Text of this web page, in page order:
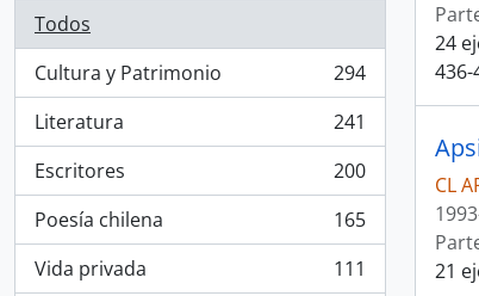
Todos
Cultura y Patrimonio
, 294 resultados
294
Literatura
, 241 resultados
241
Escritores
, 200 resultados
200
Poesía chilena
, 165 resultados
165
Vida privada
, 111 resultados
111
24
436-
CL
21